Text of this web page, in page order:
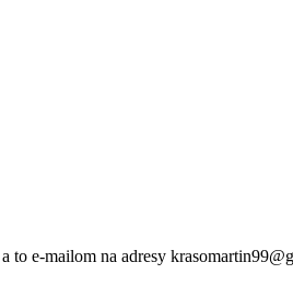
e-mailom na adresy